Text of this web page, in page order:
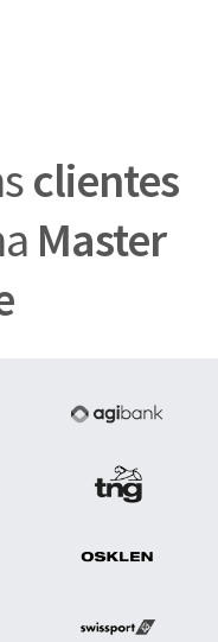
clientes
Master